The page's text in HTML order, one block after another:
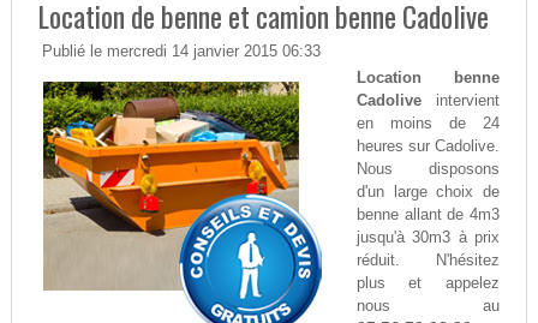
Location de benne et camion benne Cadolive
Publié le mercredi 14 janvier 2015 06:33
Location benne
Cadoliveintervient
en moins de 24
heures sur Cadolive.
Nous disposons
d'un large choix de
benne allant de 4m3
jusqu'à 30m3 à prix
réduit. N'hésitez
plus et appelez
nous au